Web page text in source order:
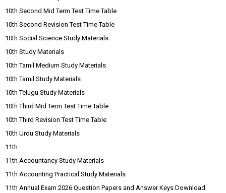
10th Second Mid Term Test Time Table
10th Second Revision Test Time Table
10th Social Science Study Materials
10th Study Materials
10th Tamil Medium Study Materials
10th Tamil Study Materials
10th Telugu Study Materials
10th Third Mid Term Test Time Table
10th Third Revision Test Time Table
10th Urdu Study Materials
11th
11th Accountancy Study Materials
11th Accounting Practical Study Materials
11th Annual Exam 2026 Question Papers and Answer Keys Download